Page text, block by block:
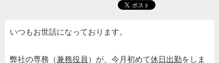
いつもお世話になっております。
弊社の専務（兼務役員 ）が、今月初めて休日出勤をしま